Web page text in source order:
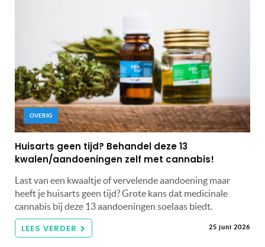
OVERIG
Huisarts geen tijd? Behandel deze 13
kwalen/aandoeningen zelf met cannabis!
Last van een kwaaltje of vervelende aandoening maar
heeft je huisarts geen tijd? Grote kans dat medicinale
cannabis bij deze 13 aandoeningen soelaas biedt.
LEES VERDER 25 juni 2026